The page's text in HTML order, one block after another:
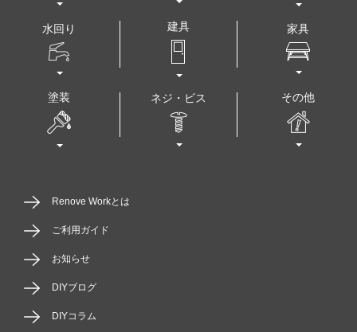
水回り 建具 家具
塗装 ネジ・ビス その他
Renove Workとは
ご利用ガイド
お知らせ
DIYブログ
DIYコラム